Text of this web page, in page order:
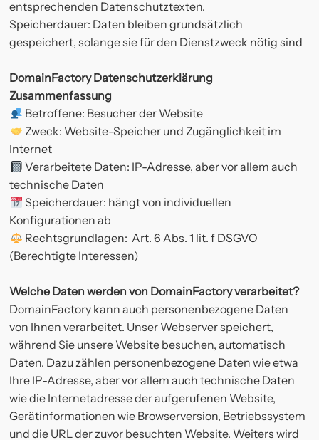
entsprechenden Datenschutztexten.
Speicherdauer: Daten bleiben grundsätzlich
gespeichert, solange sie für den Dienstzweck nötig sind
DomainFactory Datenschutzerklärung
Zusammenfassung
Betroffene: Besucher der Website
Zweck: Website-Speicher und Zugänglichkeit im
Internet
Verarbeitete Daten: IP-Adresse, aber vor allem auch
technische Daten
Speicherdauer: hängt von individuellen
Konfigurationen ab
Rechtsgrundlagen: Art. 6 Abs. 1 lit. f DSGVO
(Berechtigte Interessen)
Welche Daten werden von DomainFactory verarbeitet?
DomainFactory kann auch personenbezogene Daten
von Ihnen verarbeitet. Unser Webserver speichert,
während Sie unsere Website besuchen, automatisch
Daten. Dazu zählen personenbezogene Daten wie etwa
Ihre IP-Adresse, aber vor allem auch technische Daten
wie die Internetadresse der aufgerufenen Website,
Gerätinformationen wie Browserversion, Betriebssystem
und die URL der zuvor besuchten Website. Weiters wird